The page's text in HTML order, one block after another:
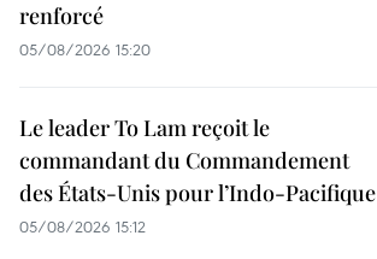
renforcé
05/08/2026 15:20
Le leader To Lam reçoit le
commandant du Commandement
des États-Unis pour l’Indo-Pacifique
05/08/2026 15:12